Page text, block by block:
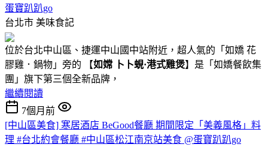
蛋寶趴趴go
台北市 美味食記
位於台北中山區、捷運中山國中站附近，超人氣的「如嬌 花
膠雞．鍋物」旁的 【如嫦 卜卜蜆·港式雞煲】是「如嬌餐飲集
團」旗下第三個全新品牌，
繼續閱讀
7個月前
[中山區美食] 寒居酒店 BeGood餐廳 期間限定「美義風格」料
理 #台北約會餐廳 #中山區松江南京站美食 @蛋寶趴趴go